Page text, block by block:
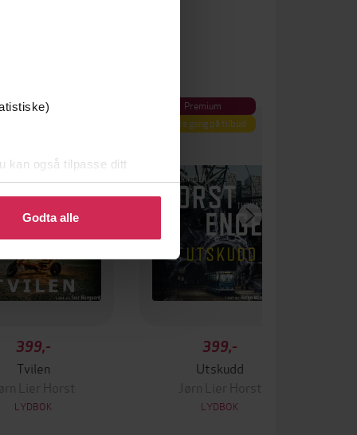
kan også tilpasse ditt
eller endre ditt samtykke.
Godta alle
399,-
Tvilen
Jørn Lier Horst
LYDBOK
Premium
Første gang på tilbud
399,-
Utskudd
Jørn Lier Horst
LYDBOK